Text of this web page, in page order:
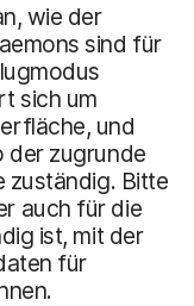
wie der
sind für
sich um
und
der zugrunde
zuständig. Bitte
auch für die
ist, mit der
für